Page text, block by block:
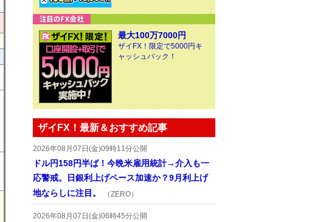
最大100万7000円
ザイFX！限定で5000円キ
ャッシュバック！
ザイFX！最新＆おすすめ記事
2026年08月07日(金)09時11分公開
ドル円158円半ば！今晩米雇用統計→介入も一
応警戒。日銀利上げペース加速か？9月利上げ
地ならしに注目。
（ZERO）
2026年08月07日(金)06時45分公開